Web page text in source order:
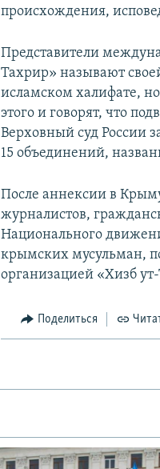
происхождения,
Представители
Тахрир» называют
исламском халифате,
этого и говорят, что
Верховный суд России
15 объединений,
После аннексии в
журналистов,
Национального
крымских мусульман,
организацией «Хизб
Поделиться